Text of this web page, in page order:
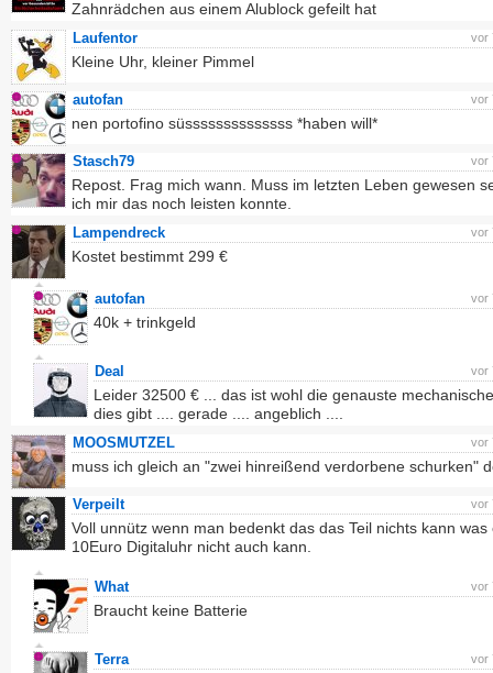
Zahnrädchen aus einem Alublock gefeilt hat
vor
Laufentor
Kleine Uhr, kleiner Pimmel
vor
autofan
nen portofino süssssssssssssss *haben will*
vor
Stasch79
Repost. Frag mich wann. Muss im letzten Leben gewesen
ich mir das noch leisten konnte.
vor
Lampendreck
Kostet bestimmt 299 €
vor
autofan
40k + trinkgeld
vor
Deal
Leider 32500 € ... das ist wohl die genauste
dies gibt .... gerade .... angeblich ....
vor
MOOSMUTZEL
muss ich gleich an "zwei hinreißend verdorbene schurken"
vor
Verpeilt
Voll unnütz wenn man bedenkt das das Teil nichts kann was
10Euro Digitaluhr nicht auch kann.
vor
What
Braucht keine Batterie
vor
Terra